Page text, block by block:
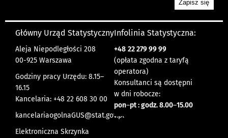
Główny Urząd Statystyczny
Aleja Niepodległości 208
00-925 Warszawa
Godziny pracy Urzędu: 8.15–
16.15
Kancelaria: +48 22 608 30 00
kancelariaogolnaGUS@stat.gov.pl
Elektroniczna Skrzynka
Infolinia Statystyczna:
+48 22 279 99 99
(opłata zgodna z taryfą
operatora)
Konsultanci są dostępni
w dni robocze:
pon–pt : godz. 8.00–15.00